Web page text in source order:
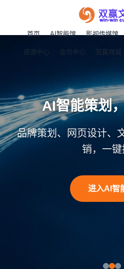
首页 AI智能馆 影视传媒馆
资源中心 会员中心 双赢商城
影视+商城+AI，
服
20年影视经验，凡科资